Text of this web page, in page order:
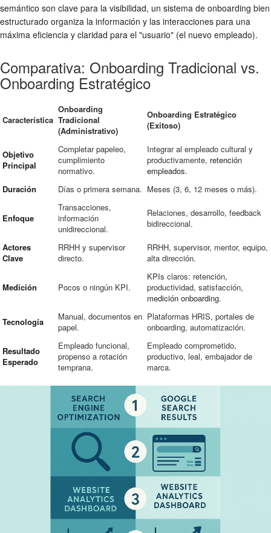
semántico son clave para la visibilidad, un sistema de onboarding bien
estructurado organiza la información y las interacciones para una
máxima eficiencia y claridad para el "usuario" (el nuevo empleado).
Comparativa: Onboarding Tradicional vs.
Onboarding Estratégico
Característica
Onboarding
Tradicional
(Administrativo)
Onboarding Estratégico
(Exitoso)
Objetivo
Principal
Completar papeleo,
cumplimiento
normativo.
Integrar al empleado cultural y
productivamente, retención
empleados.
Duración
Días o primera semana. Meses (3, 6, 12 meses o más).
Enfoque
Transacciones,
información
unidireccional.
Relaciones, desarrollo, feedback
bidireccional.
Actores
Clave
RRHH y supervisor
directo.
RRHH, supervisor, mentor, equipo,
alta dirección.
Medición Pocos o ningún KPI.
KPIs claros: retención,
productividad, satisfacción,
medición onboarding.
Tecnología
Manual, documentos en
papel.
Plataformas HRIS, portales de
onboarding, automatización.
Resultado
Esperado
Empleado funcional,
propenso a rotación
temprana.
Empleado comprometido,
productivo, leal, embajador de
marca.